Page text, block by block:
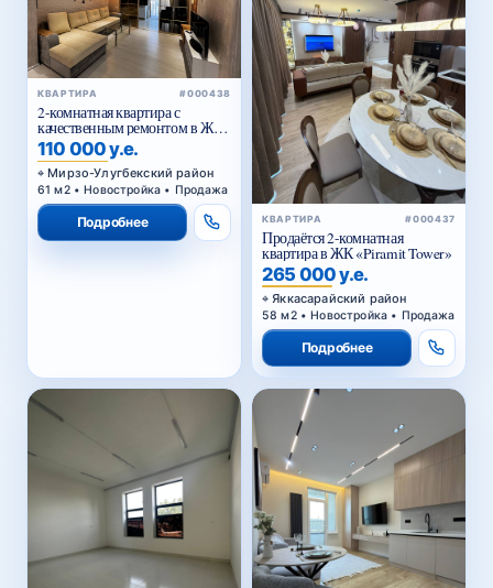
КВАРТИРА #000438
2-комнатная квартира с
качественным ремонтом в ЖК
Parkent Avenue — 61,02 м²
110 000 у.е.
Мирзо-Улугбекский район
61 м2 • Новостройка • Продажа
Подробнее КВАРТИРА #000437
Продаётся 2-комнатная
квартира в ЖК «Piramit Tower»
265 000 у.е.
Яккасарайский район
58 м2 • Новостройка • Продажа
Подробнее